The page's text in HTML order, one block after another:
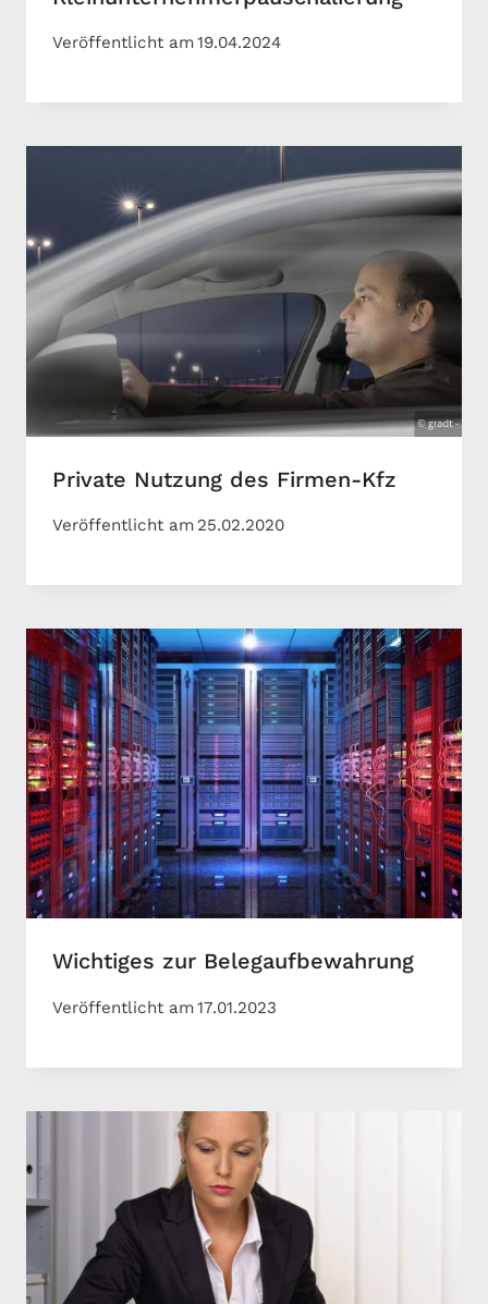
Veröffentlicht am19.04.2024
Private Nutzung des Firmen-Kfz
Veröffentlicht am 25.02.2020
Wichtiges zur Belegaufbewahrung
Veröffentlicht am17.01.2023